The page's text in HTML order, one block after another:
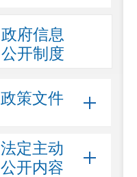
政府信息
公开制度
政策文件
法定主动
公开内容